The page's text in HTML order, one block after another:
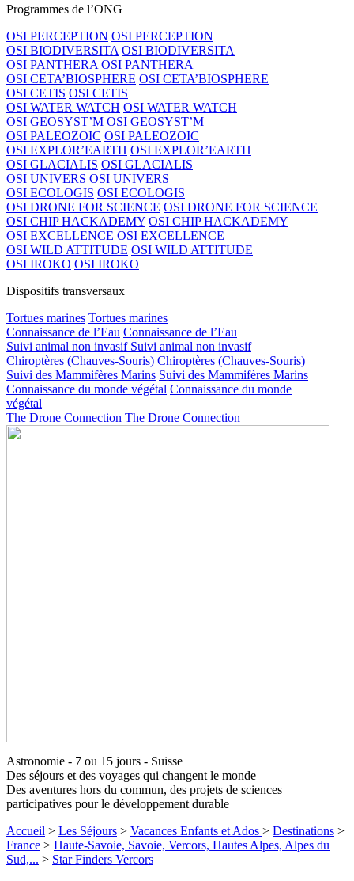
Programmes de l’ONG
OSI PERCEPTION OSI PERCEPTION
OSI BIODIVERSITA OSI BIODIVERSITA
OSI PANTHERA OSI PANTHERA
OSI CETA’BIOSPHERE OSI CETA’BIOSPHERE
OSI CETIS OSI CETIS
OSI WATER WATCH OSI WATER WATCH
OSI GEOSYST’M OSI GEOSYST’M
OSI PALEOZOIC OSI PALEOZOIC
OSI EXPLOR’EARTH OSI EXPLOR’EARTH
OSI GLACIALIS OSI GLACIALIS
OSI UNIVERS OSI UNIVERS
OSI ECOLOGIS OSI ECOLOGIS
OSI DRONE FOR SCIENCE OSI DRONE FOR SCIENCE
OSI CHIP HACKADEMY OSI CHIP HACKADEMY
OSI EXCELLENCE OSI EXCELLENCE
OSI WILD ATTITUDE OSI WILD ATTITUDE
OSI IROKO OSI IROKO
Dispositifs transversaux
Tortues marines Tortues marines
Connaissance de l’Eau Connaissance de l’Eau
Suivi animal non invasif Suivi animal non invasif
Chiroptères (Chauves-Souris) Chiroptères (Chauves-Souris)
Suivi des Mammifères Marins Suivi des Mammifères Marins
Connaissance du monde végétal Connaissance du monde
végétal
The Drone Connection The Drone Connection
Star Finders VercorsNiveaux 1 à 3
Partez à la découverte du cosmos !
Astronomie - 7 ou 15 jours - Suisse
Des séjours et des voyages qui changent le monde
Des aventures hors du commun, des projets de sciences
participatives pour le développement durable
Accueil > Les Séjours > Vacances Enfants et Ados > Destinations >
France > Haute-Savoie, Savoie, Vercors, Hautes Alpes, Alpes du
Sud,... > Star Finders Vercors